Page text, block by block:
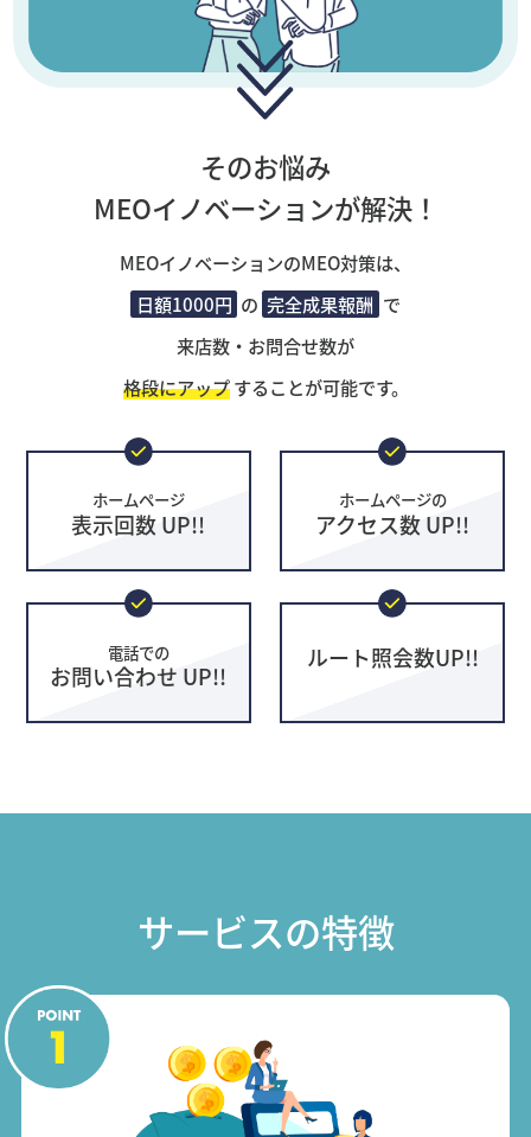
そのお悩み
MEOイノベーションが解決！
MEOイノベーションのMEO対策は、
日額1000円 の 完全成果報酬 で
来店数・お問合せ数が
格段にアップすることが可能です。
ホームページ
表示回数 UP!!
ホームページの
アクセス数 UP!!
電話での
お問い合わせ UP!!
ルート照会数UP!!
サービスの特徴